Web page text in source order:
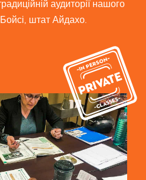
аудиторії нашого
Бойсі, штат Айдахо.